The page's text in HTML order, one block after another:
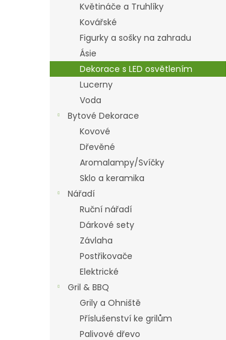
Květináče a Truhlíky
Kovářské
Figurky a sošky na zahradu
Ásie
Dekorace s LED osvětlením
Lucerny
Voda
Bytové Dekorace
Kovové
Dřevěné
Aromalampy/Svíčky
Sklo a keramika
Nářadí
Ruční nářadí
Dárkové sety
Závlaha
Postřikovače
Elektrické
Gril & BBQ
Grily a Ohniště
Příslušenství ke grilům
Palivové dřevo